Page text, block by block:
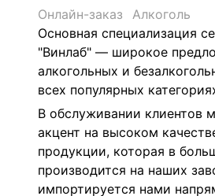
Онлайн-заказ
Алкоголь
Основная специализация
"Винлаб" — широкое
алкогольных и
всех популярных
В обслуживании клиентов
акцент на высоком
продукции, которая в
производится на наших
импортируется нами